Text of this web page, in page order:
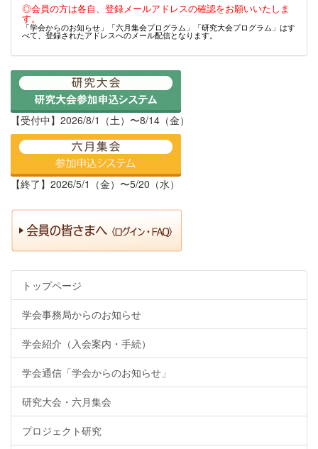
◎会員の方は各自、登録メールアドレスの確認をお願いいたしま
す。
「学会からのお知らせ」「六月集会プログラム」「研究大会プログラム」はす
べて、登録されたアドレスへのメール配信となります。
【受付中】2026/8/1（土）〜8/14（金）
【終了】2026/5/1（金）〜5/20（水）
トップページ
学会事務局からのお知らせ
学会紹介（入会案内・手続）
学会通信「学会からのお知らせ」
研究大会・六月集会
プロジェクト研究